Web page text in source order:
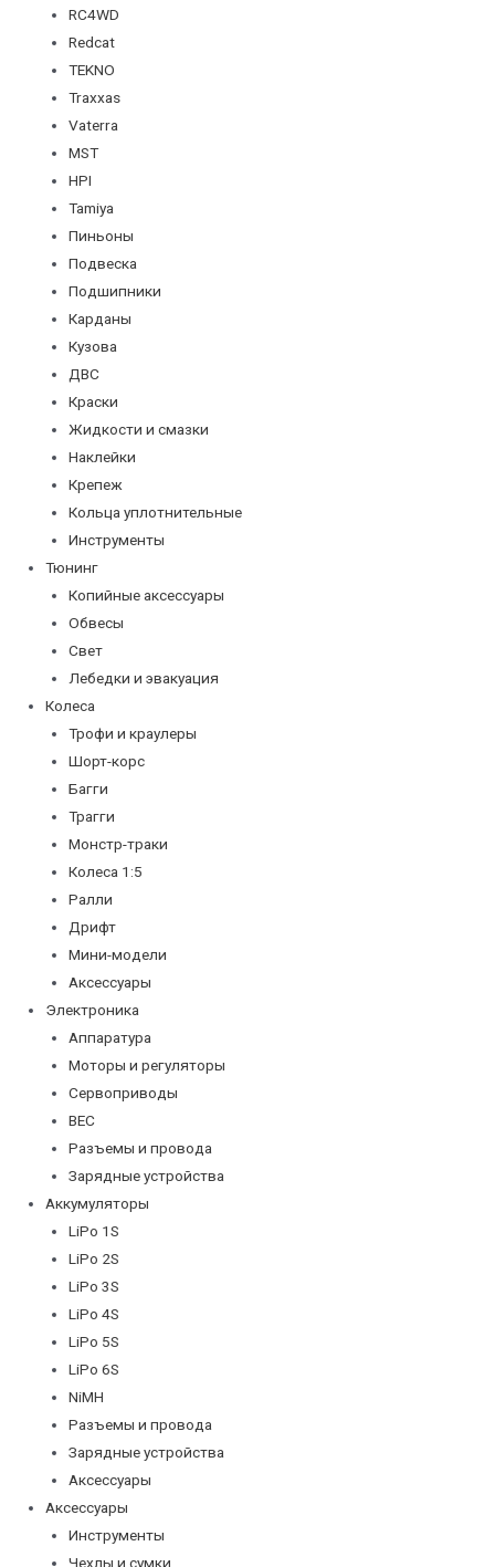
RC4WD
Redcat
TEKNO
Traxxas
Vaterra
MST
HPI
Tamiya
Пиньоны
Подвеска
Подшипники
Карданы
Кузова
ДВС
Краски
Жидкости и смазки
Наклейки
Крепеж
Кольца уплотнительные
Инструменты
Тюнинг
Копийные аксессуары
Обвесы
Свет
Лебедки и эвакуация
Колеса
Трофи и краулеры
Шорт-корс
Багги
Трагги
Монстр-траки
Колеса 1:5
Ралли
Дрифт
Мини-модели
Аксессуары
Электроника
Аппаратура
Моторы и регуляторы
Сервоприводы
BEC
Разъемы и провода
Зарядные устройства
Аккумуляторы
LiPo 1S
LiPo 2S
LiPo 3S
LiPo 4S
LiPo 5S
LiPo 6S
NiMH
Разъемы и провода
Зарядные устройства
Аксессуары
Аксессуары
Инструменты
Чехлы и сумки